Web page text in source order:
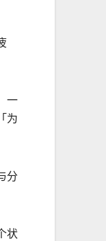
一
为
分
状